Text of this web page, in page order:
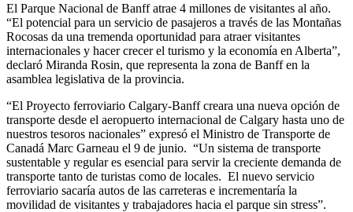
El Parque Nacional de Banff atrae 4 millones de visitantes al año.
“El potencial para un servicio de pasajeros a través de las Montañas
Rocosas da una tremenda oportunidad para atraer visitantes
internacionales y hacer crecer el turismo y la economía en Alberta”,
declaró Miranda Rosin, que representa la zona de Banff en la
asamblea legislativa de la provincia.
“El Proyecto ferroviario Calgary-Banff creara una nueva opción de
transporte desde el aeropuerto internacional de Calgary hasta uno de
nuestros tesoros nacionales” expresó el Ministro de Transporte de
Canadá Marc Garneau el 9 de junio. “Un sistema de transporte
sustentable y regular es esencial para servir la creciente demanda de
transporte tanto de turistas como de locales. El nuevo servicio
ferroviario sacaría autos de las carreteras e incrementaría la
movilidad de visitantes y trabajadores hacia el parque sin stress”.